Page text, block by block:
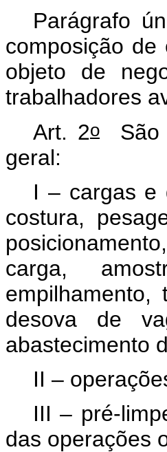
Parágrafo
composição
objeto de
trabalhadores
Art. 2o São
geral:
I – cargas e
costura,
carga,
empilhamento,
desova de
abastecimento
II –
III – pré-
das operações